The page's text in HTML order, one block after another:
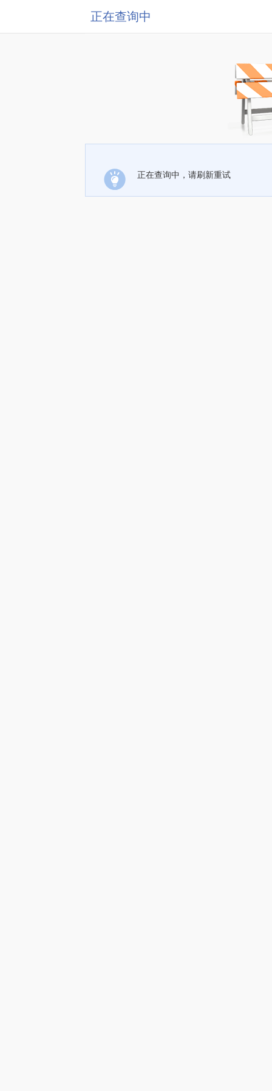
正在查询中
正在查询中，请刷新重试